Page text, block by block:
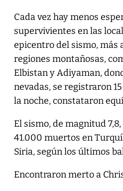
Cada vez hay menos
supervivientes en las
epicentro del sismo, más
regiones montañosas,
Elbistan y Adiyaman,
nevadas, se registraron
la noche, constataron
El sismo, de magnitud
41.000 muertos en
Siria, según los últimos
Encontraron merto a